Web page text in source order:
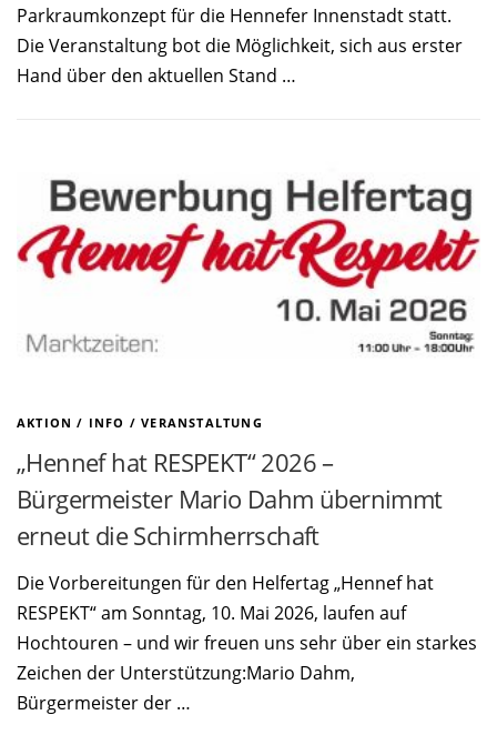
Parkraumkonzept für die Hennefer Innenstadt statt.
Die Veranstaltung bot die Möglichkeit, sich aus erster
Hand über den aktuellen Stand …
AKTION / INFO /VERANSTALTUNG
„Hennef hat RESPEKT“ 2026 –
Bürgermeister Mario Dahm übernimmt
erneut die Schirmherrschaft
Die Vorbereitungen für den Helfertag „Hennef hat
RESPEKT“ am Sonntag, 10. Mai 2026, laufen auf
Hochtouren – und wir freuen uns sehr über ein starkes
Zeichen der Unterstützung:Mario Dahm,
Bürgermeister der …